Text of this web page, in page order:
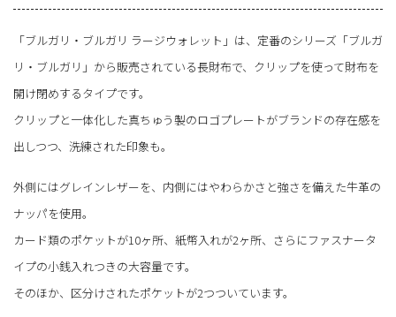
「ブルガリ・ブルガリ ラージウォレット」は、定番のシリーズ「ブルガ
リ・ブルガリ」から販売されている長財布で、クリップを使って財布を
開け閉めするタイプです。
クリップと一体化した真ちゅう製のロゴプレートがブランドの存在感を
出しつつ、洗練された印象も。
外側にはグレインレザーを、内側にはやわらかさと強さを備えた牛革の
ナッパを使用。
カード類のポケットが10ヶ所、紙幣入れが2ヶ所、さらにファスナータ
イプの小銭入れつきの大容量です。
そのほか、区分けされたポケットが2つついています。